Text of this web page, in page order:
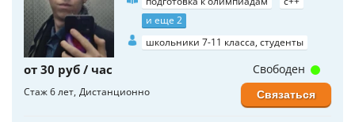
и еще 2
школьники 7-11 класса, студенты
от 30 руб / час
Стаж 6 лет Дистанционно
Свободен
Связаться